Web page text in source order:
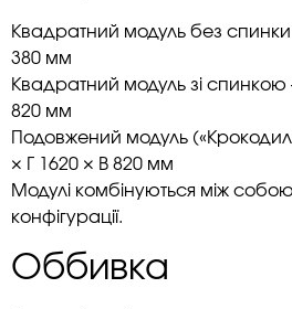
Квадратний модуль без спинки
380 мм
Квадратний модуль зі спинкою
820 мм
Подовжений модуль
× Г 1620 × В 820 мм
Модулі комбінуються між собою
конфігурації.
Оббивка